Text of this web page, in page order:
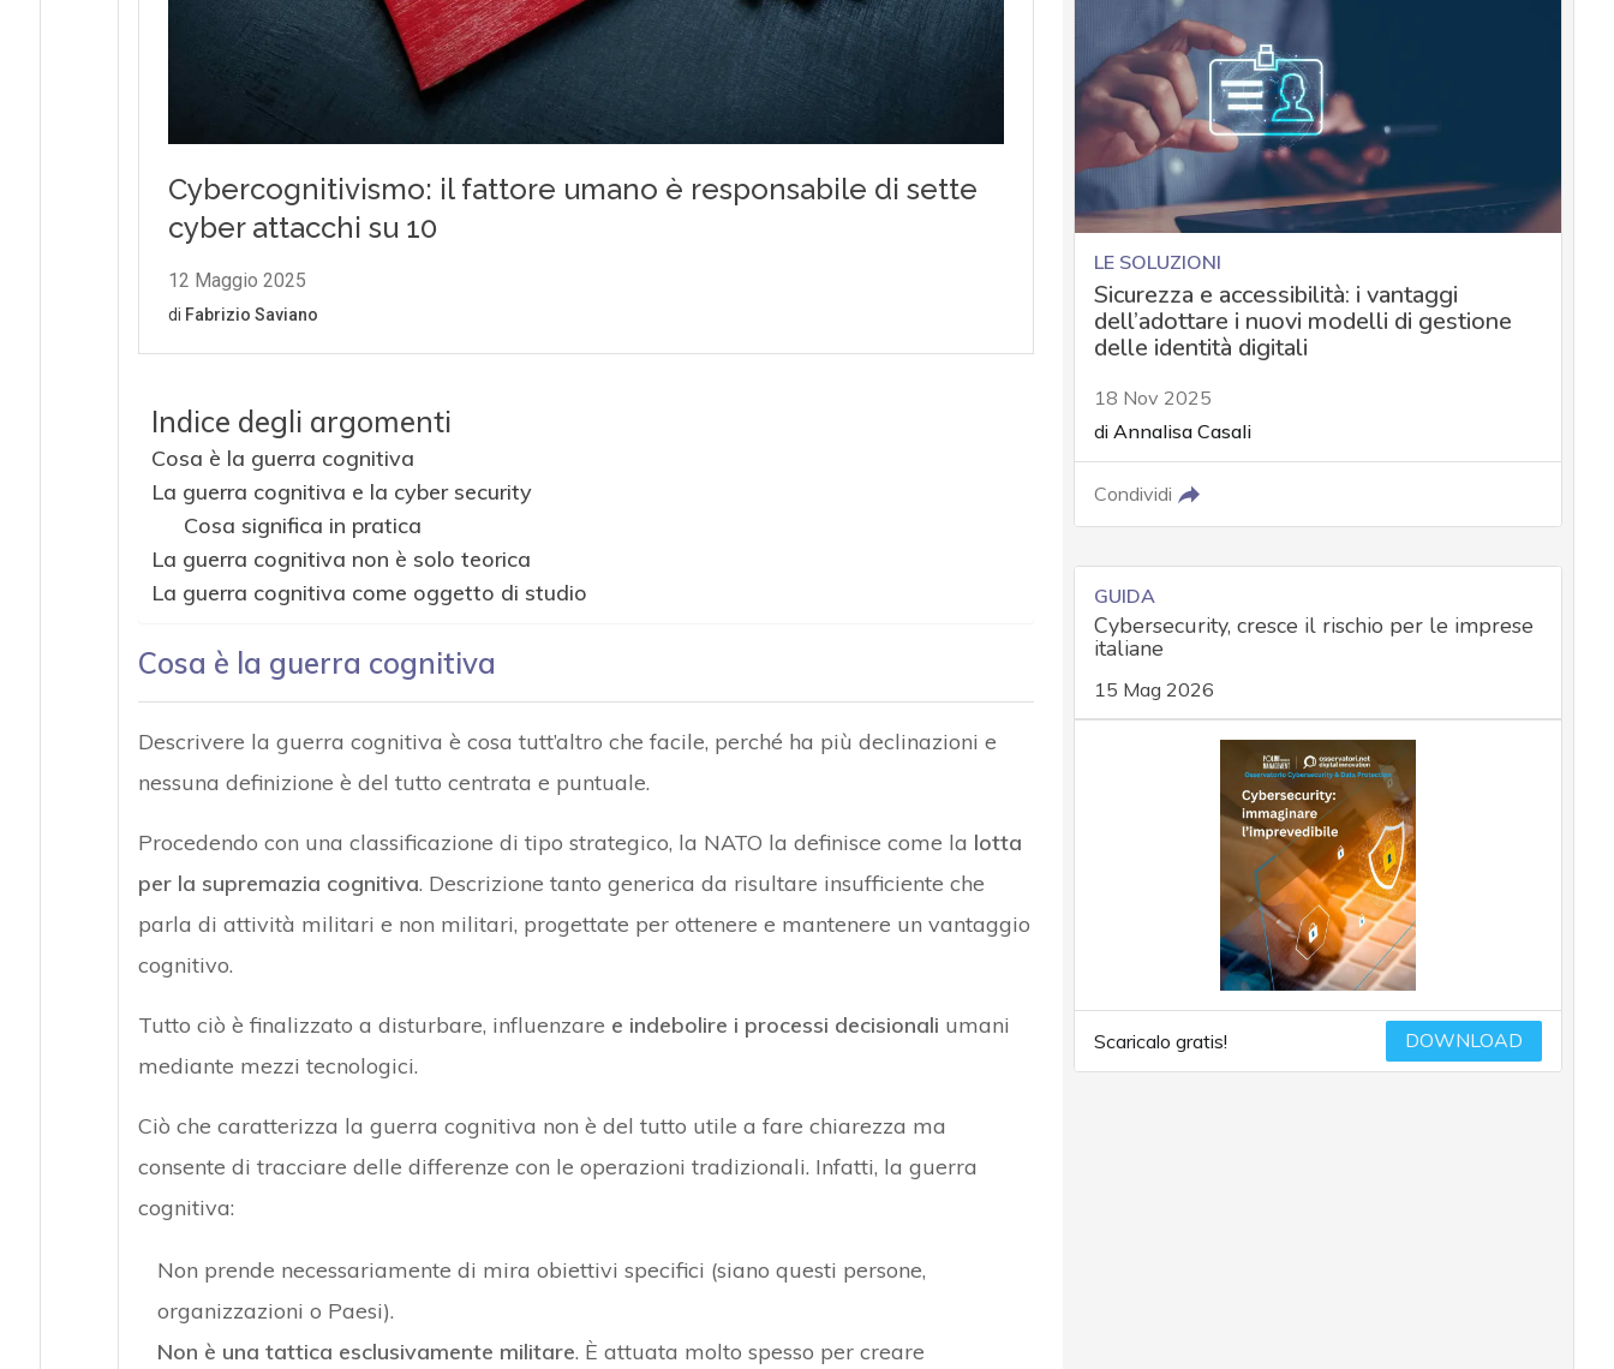
Indice degli argomenti
Cosa è la guerra cognitiva
La guerra cognitiva e la cyber security
Cosa significa in pratica
La guerra cognitiva non è solo teorica
La guerra cognitiva come oggetto di studio
Cosa è la guerra cognitiva
Descrivere la guerra cognitiva è cosa tutt’altro che facile, perché ha più declinazioni e
nessuna definizione è del tutto centrata e puntuale.
Procedendo con una classificazione di tipo strategico, la NATO la definisce come la lotta
per la supremazia cognitiva. Descrizione tanto generica da risultare insufficiente che
parla di attività militari e non militari, progettate per ottenere e mantenere un vantaggio
cognitivo.
Tutto ciò è finalizzato a disturbare, influenzare e indebolire i processi decisionali umani
mediante mezzi tecnologici.
Ciò che caratterizza la guerra cognitiva non è del tutto utile a fare chiarezza ma
consente di tracciare delle differenze con le operazioni tradizionali. Infatti, la guerra
cognitiva:
Non prende necessariamente di mira obiettivi specifici (siano questi persone,
organizzazioni o Paesi).
Non è una tattica esclusivamente militare. È attuata molto spesso per creare
LE SOLUZIONI
Sicurezza e accessibilità: i vantaggi
dell’adottare i nuovi modelli di gestione
delle identità digitali
18 Nov 2025
di Annalisa Casali
Condividi
GUIDA
Cybersecurity, cresce il rischio per le imprese
italiane
15 Mag 2026
Scaricalo gratis! DOWNLOAD